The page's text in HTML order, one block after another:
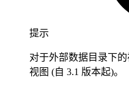
提示
对于外部数据目录下
视图 (自 3.1 版本起)。